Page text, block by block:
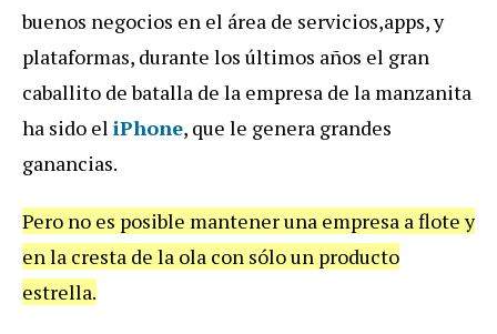
buenos negocios en el área de servicios,apps, y
plataformas, durante los últimos años el gran
caballito de batalla de la empresa de la manzanita
ha sido el iPhone, que le genera grandes
ganancias.
Pero no es posible mantener una empresa a flote y
en la cresta de la ola con sólo un producto
estrella.